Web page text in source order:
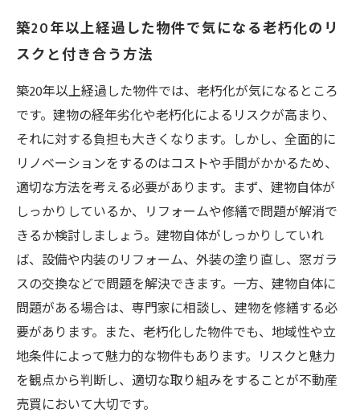
築20年以上経過した物件で気になる老朽化のリ
スクと付き合う方法
築20年以上経過した物件では、老朽化が気になるところ
です。建物の経年劣化や老朽化によるリスクが高まり、
それに対する負担も大きくなります。しかし、全面的に
リノベーションをするのはコストや手間がかかるため、
適切な方法を考える必要があります。まず、建物自体が
しっかりしているか、リフォームや修繕で問題が解消で
きるか検討しましょう。建物自体がしっかりしていれ
ば、設備や内装のリフォーム、外装の塗り直し、窓ガラ
スの交換などで問題を解決できます。一方、建物自体に
問題がある場合は、専門家に相談し、建物を修繕する必
要があります。また、老朽化した物件でも、地域性や立
地条件によって魅力的な物件もあります。リスクと魅力
を観点から判断し、適切な取り組みをすることが不動産
売買において大切です。